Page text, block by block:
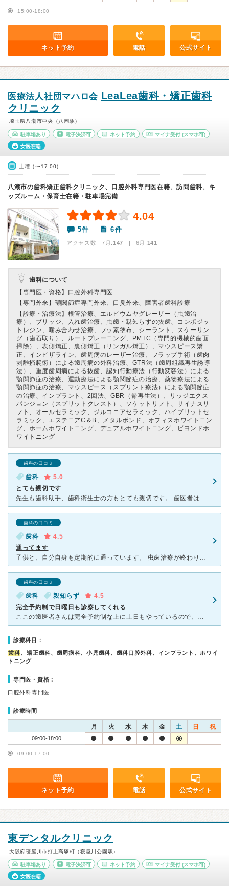
15:00-18:00
ネット予約 電話 公式サイト
医療法人社団マハロ会 LeaLea歯科・矯正歯科
クリニック
埼玉県八潮市中央（八潮駅）
駐車場あり 電子決済可 ネット予約 マイナ受付 (スマホ可)
女医在籍
土曜（〜17:00）
八潮市の歯科矯正歯科クリニック、口腔外科専門医在籍、訪問歯科、キ
ッズルーム・保育士在籍・駐車場完備
4.04
5件 6件
アクセス数 7月:147 | 6月:141
歯科について
【専門医・資格】 口腔外科専門医
【専門外来】 顎関節症専門外来、口臭外来、障害者歯科診療
【診療・治療法】 根管治療、エルビウムヤグレーザー（虫歯治
療）、ブリッジ、入れ歯治療、虫歯・親知らずの抜歯、コンポジッ
トレジン、噛み合わせ治療、フッ素塗布、シーラント、スケーリン
グ（歯石取り）、ルートプレーニング、PMTC（専門的機械的歯面
掃除）、表側矯正、裏側矯正（リンガル矯正）、マウスピース矯
正、インビザライン、歯周病のレーザー治療、フラップ手術（歯肉
剥離掻爬術）による歯周病の外科治療、GTR法（歯周組織再生誘導
法）、重度歯周病による抜歯、認知行動療法（行動変容法）による
顎関節症の治療、運動療法による顎関節症の治療、薬物療法による
顎関節症の治療、マウスピース（スプリント療法）による顎関節症
の治療、インプラント、2回法、GBR（骨再生法）、リッジエクス
パンジョン（スプリットクレスト）、ソケットリフト、サイナスリ
フト、オールセラミック、ジルコニアセラミック、ハイブリットセ
ラミック、エステニアC＆B、メタルボンド、オフィスホワイトニン
グ、ホームホワイトニング、デュアルホワイトニング、ビヨンドホ
ワイトニング
歯科の口コミ
歯科
5.0
とても親切です
先生も歯科助手、歯科衛生士の方もとても親切です。 歯医者はやっぱり、年齢を重ねても嫌いな人も多いし、苦手な病院の代表だと思います。 治療時の、キーンって言う音は変わりませんが、先生の説明がとても細
歯科の口コミ
歯科
4.5
通ってます
子供と、自分自身も定期的に通っています。 虫歯治療が終わり現在は、私はクリーニングに通っています。託児所が遊べるようになっており、自分の診察時は預けられるので助かります。保育士さんがちゃんといるので
歯科の口コミ
歯科 親知らず
4.5
完全予約制で日曜日も診察してくれる
ここの歯医者さんは完全予約制な上に土日もやっているので、普段働いている人でも気軽に行けるのが良いと思います。予約制なので待ち時間は毎回数分程度で、すぐに診察・治療をしてもらえます。以前、親知らずを抜き
診療科目：
歯科、矯正歯科、歯周病科、小児歯科、歯科口腔外科、インプラント、ホワイ
トニング
専門医・資格：
口腔外科専門医
診療時間
月 火 水 木 金 土 日 祝
09:00-18:00
09:00-17:00
ネット予約 電話 公式サイト
東デンタルクリニック
大阪府寝屋川市打上高塚町（寝屋川公園駅）
駐車場あり 電子決済可 ネット予約 マイナ受付 (スマホ可)
女医在籍